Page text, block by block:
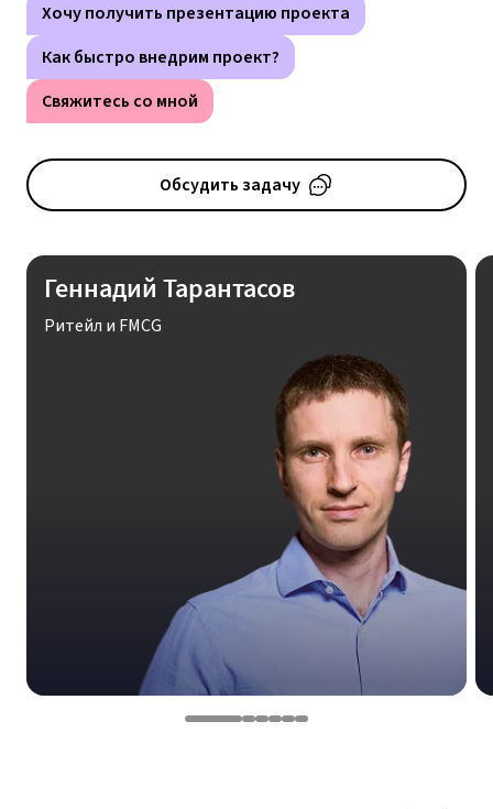
Хочу получить презентацию проекта
Как быстро внедрим проект?
Свяжитесь со мной
Обсудить задачу
Геннадий Тарантасов
Ритейл и FMCG